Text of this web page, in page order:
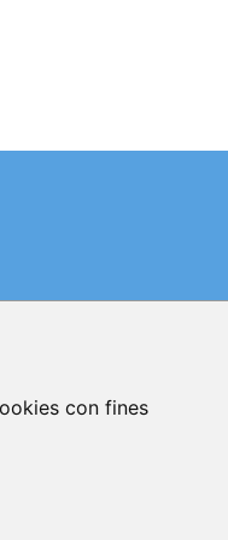
con fines